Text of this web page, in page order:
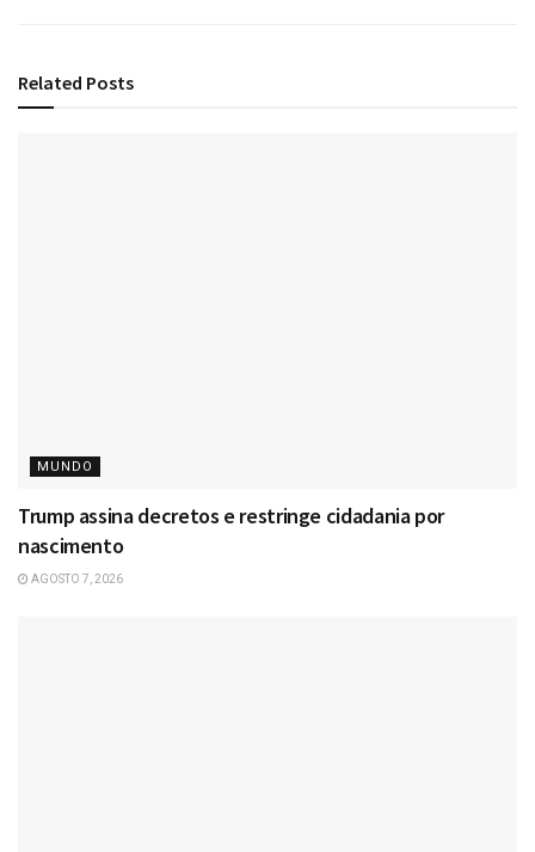
Related Posts
MUNDO
Trump assina decretos e restringe cidadania por
nascimento
AGOSTO 7, 2026